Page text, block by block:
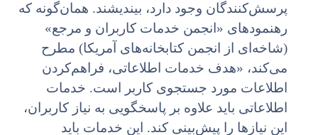
پرسش‌کنندگان وجود دارد، بیندیشند. همان‌گونه که
رهنمودهای «انجمن خدمات کاربران و مرجع»
(شاخه‌ای از انجمن کتابخانه‌های آمریکا) مطرح
می‌کند، «هدف خدمات اطلاعاتی، فراهم‌کردن
اطلاعات مورد جستجوی کاربر است. خدمات
اطلاعاتی باید علاوه بر پاسخگویی به نیاز کاربران،
این نیازها را پیش‌بینی کند. این خدمات باید